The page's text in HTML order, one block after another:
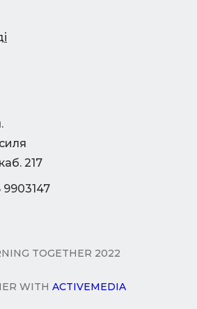
217
TOGETHER 2022
WITH ACTIVEMEDIA